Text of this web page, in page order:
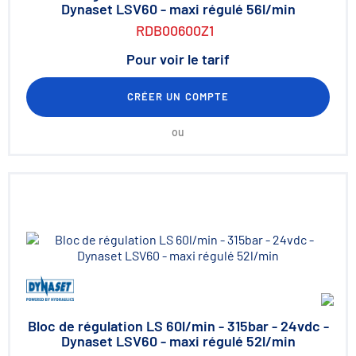
Dynaset LSV60 - maxi régulé 56l/min
RDB00600Z1
Pour voir le tarif
CRÉER UN COMPTE
ou
Bloc de régulation LS 60l/min - 315bar - 24vdc -
Dynaset LSV60 - maxi régulé 52l/min